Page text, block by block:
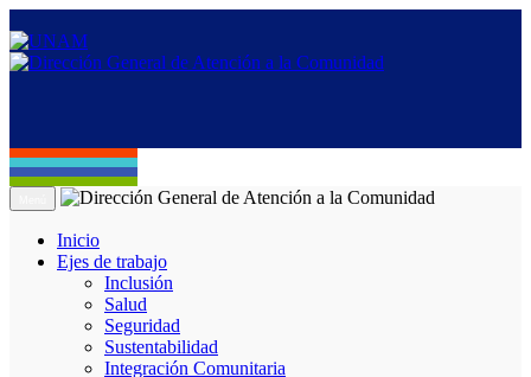
Inicio
Ejes de trabajo
Inclusión
Salud
Seguridad
Sustentabilidad
Integración Comunitaria